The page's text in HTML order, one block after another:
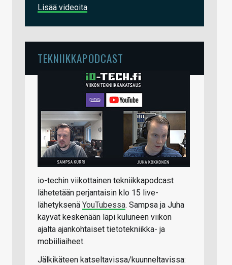
Lisää videoita
TEKNIIKKAPODCAST
io-techin viikottainen tekniikkapodcast
lähetetään perjantaisin klo 15 live-
lähetyksenä YouTubessa. Sampsa ja Juha
käyvät keskenään läpi kuluneen viikon
ajalta ajankohtaiset tietotekniikka- ja
mobiiliaiheet.
Jälkikäteen katseltavissa/kuunneltavissa: